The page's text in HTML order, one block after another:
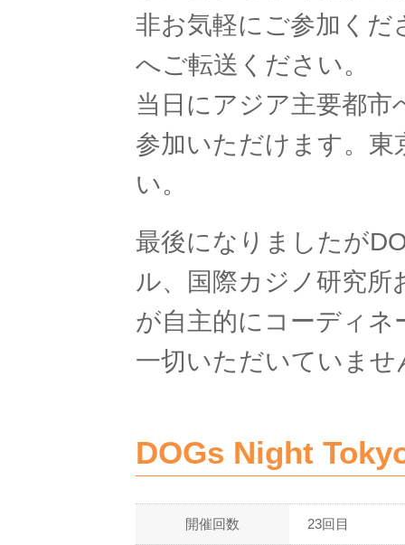
非お気軽にご参加くだ
へご転送ください。
当日にアジア主要都
参加いただけます。
い。
最後になりましたが
ル、国際カジノ研究所
が自主的にコーディ
一切いただいていませ
DOGs Night
開催回数 23回目